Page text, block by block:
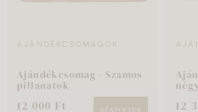
AJÁNDÉKCSOMAGOK
Ajándékcsomag - Szamos
pillanatok
12 000 Ft 12